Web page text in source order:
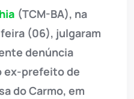
(TCM-BA), na
(06), julgaram
denúncia
ex-prefeito de
do Carmo, em